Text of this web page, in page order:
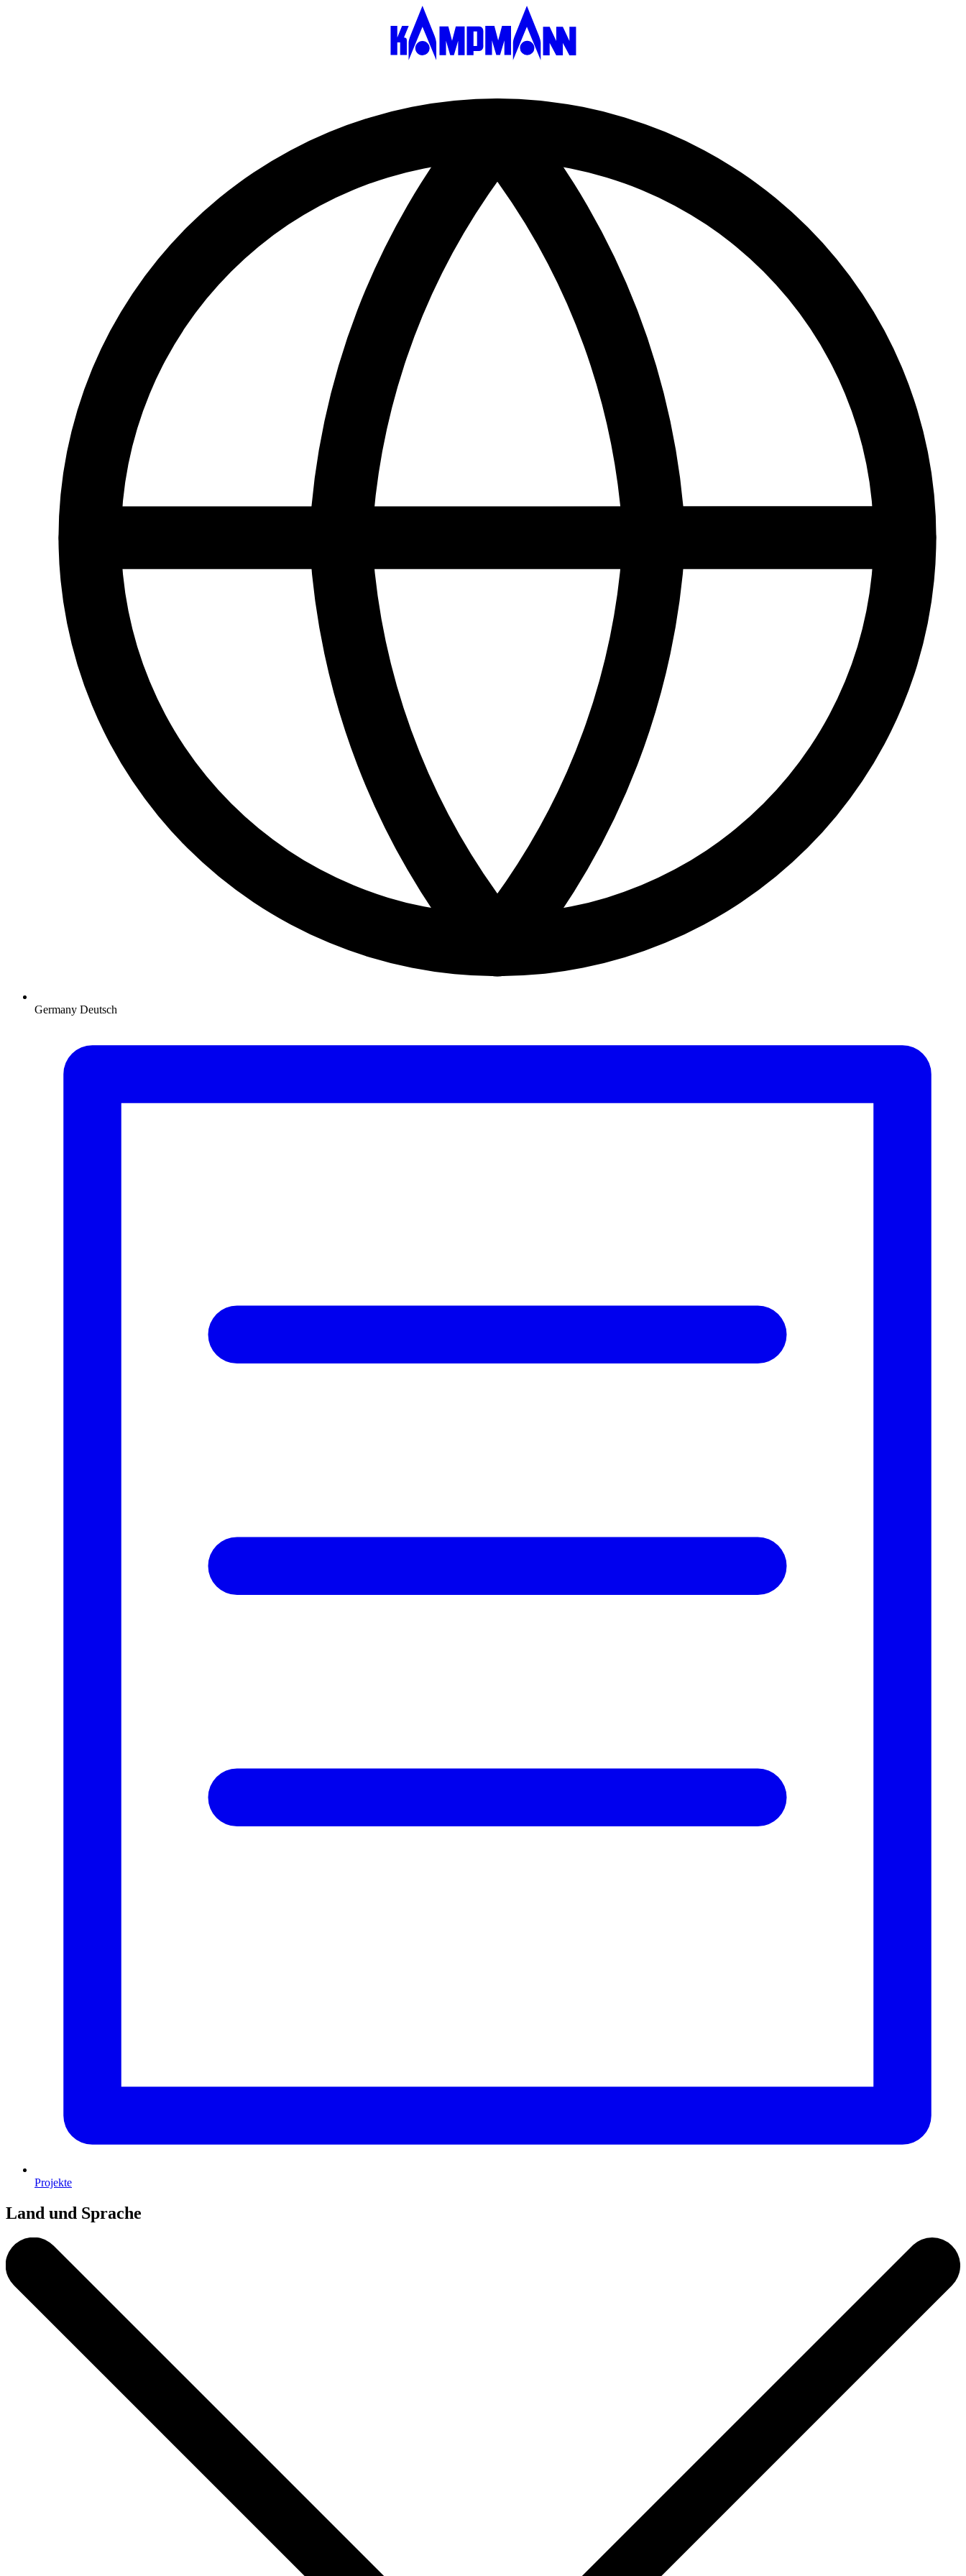
Germany Deutsch
Projekte
Land und Sprache